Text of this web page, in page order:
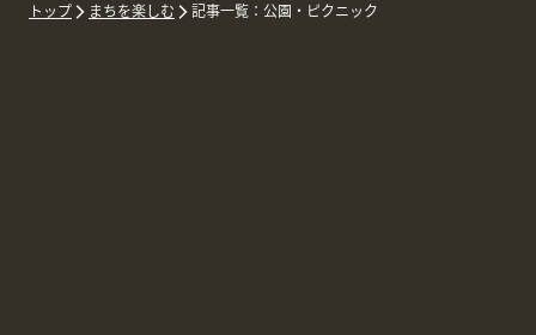
トップ まちを楽しむ 記事一覧：公園・ピクニック